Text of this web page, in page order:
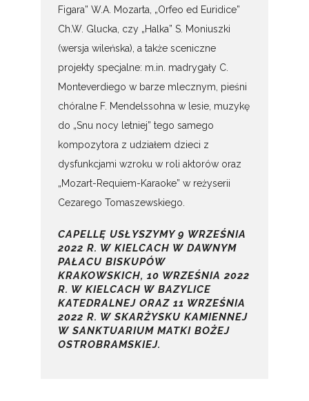
Figara” W.A. Mozarta, „Orfeo ed Euridice”
Ch.W. Glucka, czy „Halka” S. Moniuszki
(wersja wileńska), a także sceniczne
projekty specjalne: m.in. madrygały C.
Monteverdiego w barze mlecznym, pieśni
chóralne F. Mendelssohna w lesie, muzykę
do „Snu nocy letniej” tego samego
kompozytora z udziałem dzieci z
dysfunkcjami wzroku w roli aktorów oraz
„Mozart-Requiem-Karaoke” w reżyserii
Cezarego Tomaszewskiego.
CAPELLĘ USŁYSZYMY 9 WRZEŚNIA
2022 R. W KIELCACH W DAWNYM
PAŁACU BISKUPÓW
KRAKOWSKICH, 10 WRZEŚNIA 2022
R. W KIELCACH W BAZYLICE
KATEDRALNEJ ORAZ 11 WRZEŚNIA
2022 R. W SKARŻYSKU KAMIENNEJ
W SANKTUARIUM MATKI BOŻEJ
OSTROBRAMSKIEJ.